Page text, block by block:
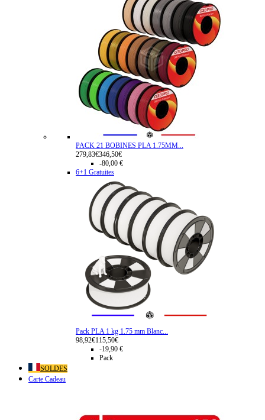
PACK 21 BOBINES PLA 1.75MM...
279,83€346,50€
-80,00 €
6+1 Gratuites
Pack PLA 1 kg 1.75 mm Blanc...
98,92€115,50€
-19,90 €
Pack
SOLDES
Carte Cadeau